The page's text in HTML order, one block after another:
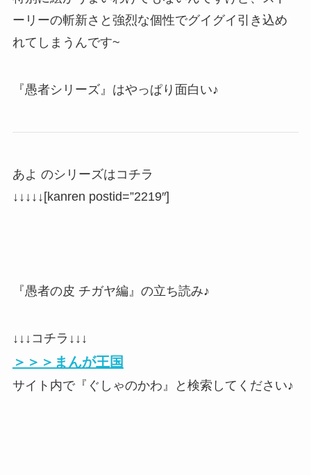
ーリーの斬新さと強烈な個性でグイグイ引き込め
れてしまうんです~
『愚者シリーズ』はやっぱり面白い♪
あよ のシリーズはコチラ
↓↓↓↓↓[kanren postid=”2219″]
『愚者の皮 チガヤ編』の立ち読み♪
↓↓↓コチラ↓↓↓
＞＞＞まんが王国
サイト内で『ぐしゃのかわ』と検索してください♪